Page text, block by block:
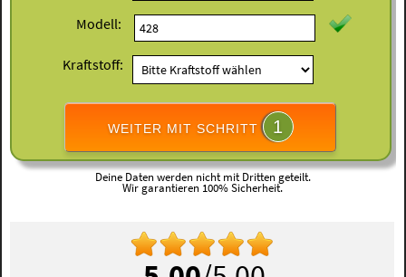
Modell:
Kraftstoff:
WEITER MIT SCHRITT 1
Deine Daten werden nicht mit Dritten geteilt.
Wir garantieren 100% Sicherheit.